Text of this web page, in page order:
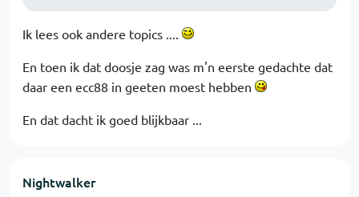
Ik lees ook andere topics ....
En toen ik dat doosje zag was m'n eerste gedachte dat
daar een ecc88 in geeten moest hebben
En dat dacht ik goed blijkbaar ...
Nightwalker